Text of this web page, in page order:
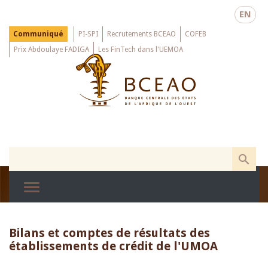
main
EN
Menu
Top
Communiqué PI-SPI Recrutements BCEAO
COFEB
Prix Abdoulaye FADIGA
Les FinTech dans l'UEMOA
Bilans et comptes de résultats des
établissements de crédit de l'UMOA